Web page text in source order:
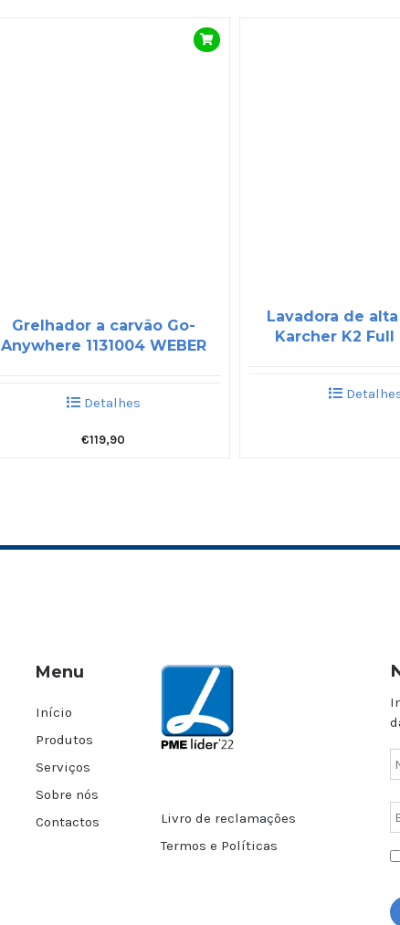
Grelhador a carvão Go-
Anywhere 1131004 WEBER
Detalhes
€119,90
Lavadora de
Karcher K2 Full
Menu
Início
Produtos
Serviços
Sobre nós
Contactos
Livro de reclamações
Termos e Políticas